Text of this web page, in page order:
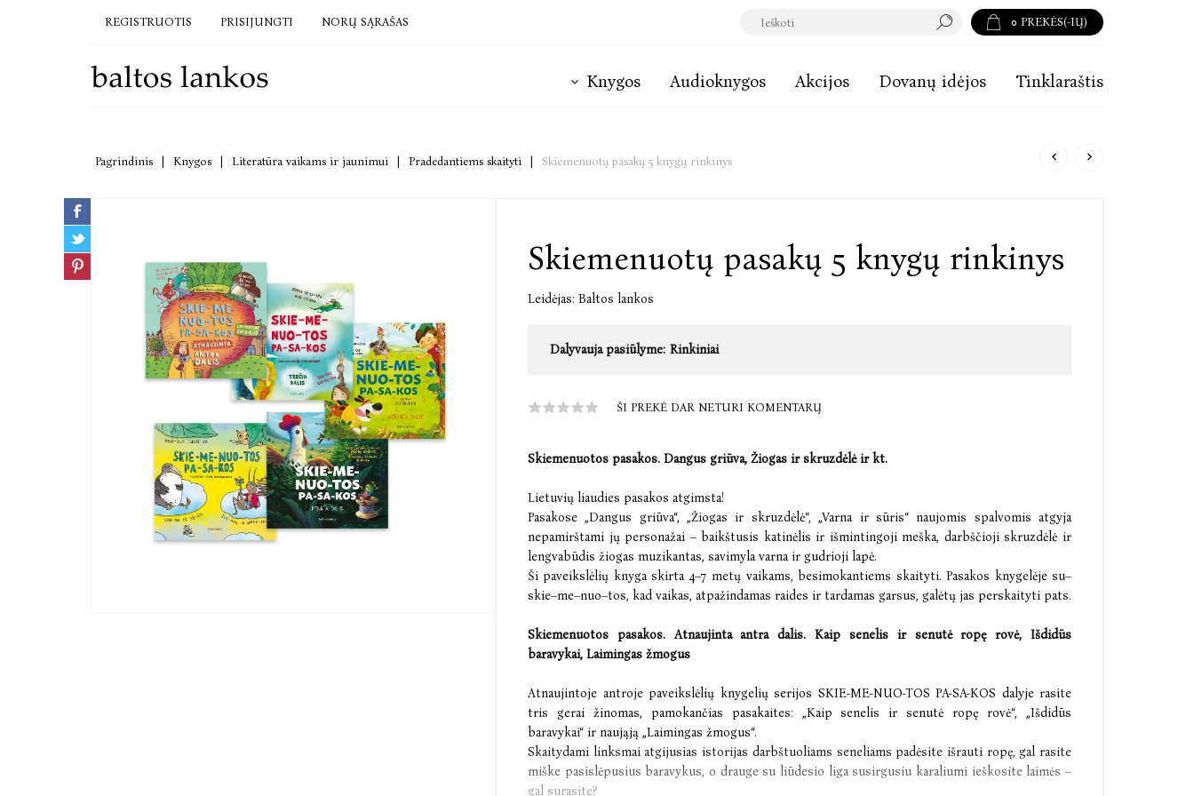
REGISTRUOTIS PRISIJUNGTI NORŲ SĄRAŠAS 0 PREKĖS(-IŲ)
Knygos Audioknygos Akcijos Dovanų idėjos Tinklaraštis
Pagrindinis Knygos Literatūra vaikams ir jaunimui Pradedantiems skaityti Skiemenuotų pasakų 5 knygų rinkinys
Skiemenuotų pasakų 5 knygų rinkinys
Leidėjas: Baltos lankos
Dalyvauja pasiūlyme: Rinkiniai
ŠI PREKĖ DAR NETURI KOMENTARŲ
Skiemenuotos pasakos. Dangus griūva, Žiogas ir skruzdėlė ir kt.
Lietuvių liaudies pasakos atgimsta!
Pasakose „Dangus griūva“, „Žiogas ir skruzdėlė“, „Varna ir sūris“ naujomis spalvomis atgyja
nepamirštami jų personažai – baikštusis katinėlis ir išmintingoji meška, darbščioji skruzdėlė ir
lengvabūdis žiogas muzikantas, savimyla varna ir gudrioji lapė.
Ši paveikslėlių knyga skirta 4–7 metų vaikams, besimokantiems skaityti. Pasakos knygelėje su–
skie–me–nuo–tos, kad vaikas, atpažindamas raides ir tardamas garsus, galėtų jas perskaityti pats.
Skiemenuotos pasakos. Atnaujinta antra dalis. Kaip senelis ir senutė ropę rovė, Išdidūs
baravykai, Laimingas žmogus
Atnaujintoje antroje paveikslėlių knygelių serijos SKIE-ME-NUO-TOS PA-SA-KOS dalyje rasite
tris gerai žinomas, pamokančias pasakaites: „Kaip senelis ir senutė ropę rovė“, „Išdidūs
baravykai“ ir naująją „Laimingas žmogus“.
Skaitydami linksmai atgijusias istorijas darbštuoliams seneliams padėsite išrauti ropę, gal rasite
miške pasislėpusius baravykus, o drauge su liūdesio liga susirgusiu karaliumi ieškosite laimės –
gal surasite?